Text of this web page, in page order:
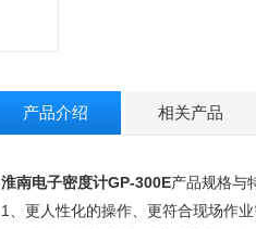
产品介绍 相关产品
淮南电子密度计GP-300E产品规格与
1、更人性化的操作、更符合现场作业